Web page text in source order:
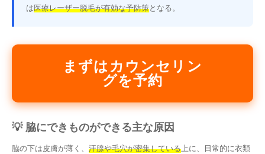
は医療レーザー脱毛が有効な予防策となる。
まずはカウンセリン
グを予約
💡 脇にできものができる主な原因
脇の下は皮膚が薄く、 汗腺や毛穴が密集している上に、日常的に衣類